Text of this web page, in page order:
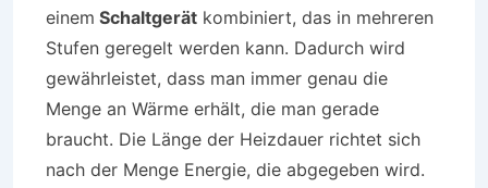
einem Schaltgerät kombiniert, das in mehreren
Stufen geregelt werden kann. Dadurch wird
gewährleistet, dass man immer genau die
Menge an Wärme erhält, die man gerade
braucht. Die Länge der Heizdauer richtet sich
nach der Menge Energie, die abgegeben wird.